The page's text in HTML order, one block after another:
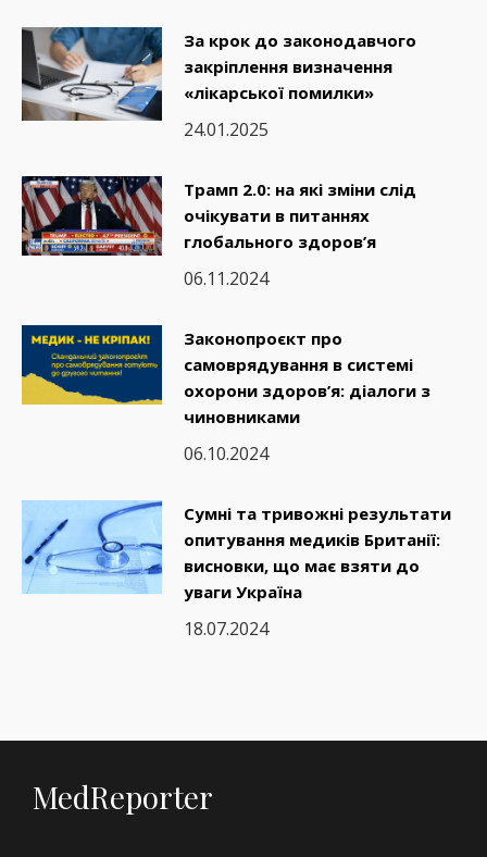
За крок до законодавчого
закріплення визначення
«лікарської помилки»
24.01.2025
Трамп 2.0: на які зміни слід
очікувати в питаннях
глобального здоров’я
06.11.2024
Законопроєкт про
самоврядування в системі
охорони здоров’я: діалоги з
чиновниками
06.10.2024
Сумні та тривожні результати
опитування медиків Британії:
висновки, що має взяти до
уваги Україна
18.07.2024
MedReporter